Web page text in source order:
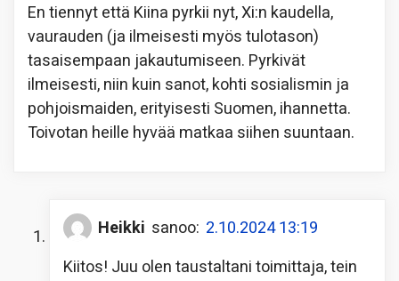
En tiennyt että Kiina pyrkii nyt, Xi:n kaudella,
vaurauden (ja ilmeisesti myös tulotason)
tasaisempaan jakautumiseen. Pyrkivät
ilmeisesti, niin kuin sanot, kohti sosialismin ja
pohjoismaiden, erityisesti Suomen, ihannetta.
Toivotan heille hyvää matkaa siihen suuntaan.
Heikki sanoo: 2.10.2024 13:19
Kiitos! Juu olen taustaltani toimittaja, tein